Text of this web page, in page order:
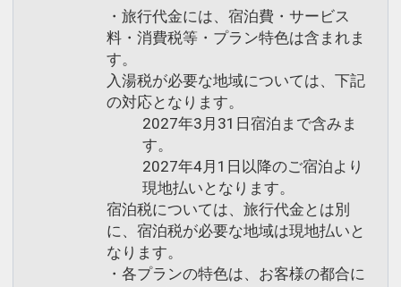
ートをお渡しします。
対象レストランでおとなと食事同席の場
合、下記レストランにてお子様のお食事
をご用意いたします。
＜対象レストラン＆メニュー＞
・和洋バイキング（レストラン：彩）
・３Ｓブレックファースト（テラスカフ
ェオーゲ）
※テラスカフェオーゲはご宿泊人数によ
・ドリンクサービス（10:00～22:00）
※チェックアウト日は11時まで
・滞在中テニスコート・レンタサイクル
をお楽しみいただけます。
※予約状況により時間制限させていただ
く場合がございます。
・アーリーチェックイン１４：００（通
常１５：００）、レイトチェックアウト
１２：００（通常１１：００）でご利用
いただけます。
※2026年5/2～6、7/3～5・10～12・17
・旅行代金には、宿泊費・サービス
料・消費税等・プラン特色は含まれま
す。
入湯税が必要な地域については、下記
の対応となります。
2027年3月31日宿泊まで含みま
す。
2027年4月1日以降のご宿泊より
現地払いとなります。
宿泊税については、旅行代金とは別
に、宿泊税が必要な地域は現地払いと
なります。
・各プランの特色は、お客様の都合に